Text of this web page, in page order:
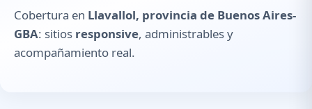
Cobertura en Llavallol, provincia de Buenos Aires-
GBA: sitios responsive, administrables y
acompañamiento real.